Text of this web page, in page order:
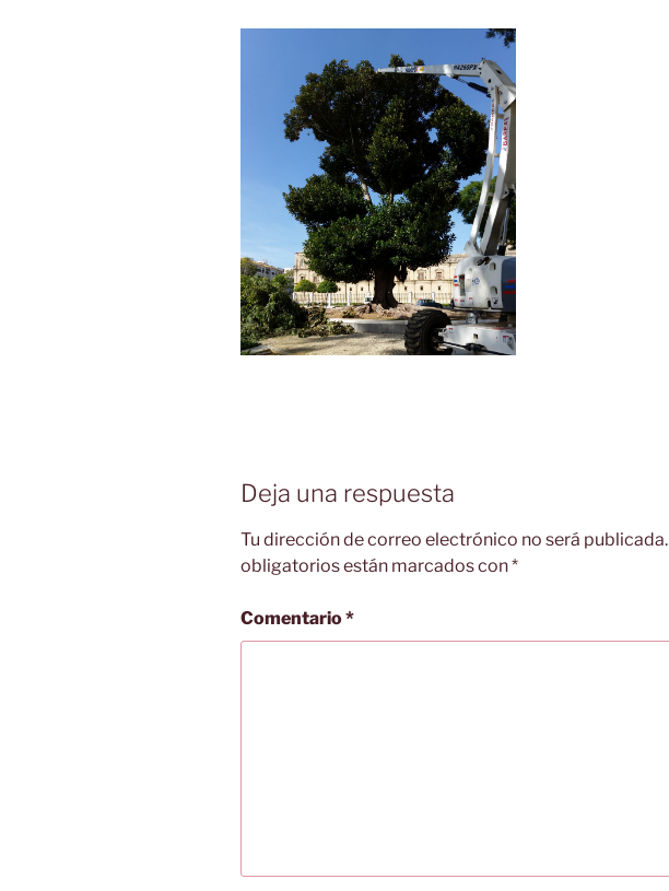
Deja una respuesta
Tu dirección de correo electrónico no será publicada.
obligatorios están marcados con*
Comentario*